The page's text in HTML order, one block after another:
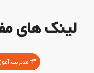
لینک های
مدیریت